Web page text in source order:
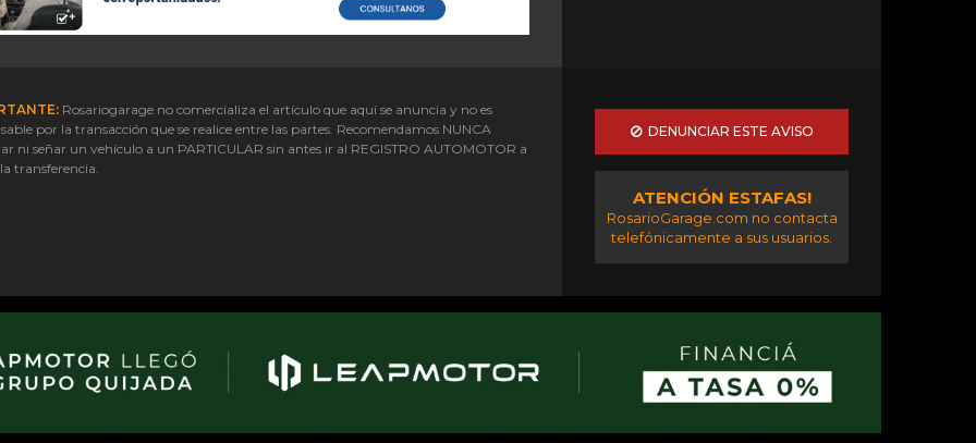
Rosariogarage no comercializa el artículo que aquí se anuncia y no es
por la transacción que se realice entre las partes. Recomendamos NUNCA
ni señar un vehículo a un PARTICULAR sin antes ir al REGISTRO AUTOMOTOR a
transferencia.
DENUNCIAR ESTE AVISO
ATENCIÓN ESTAFAS!
RosarioGarage.com no contacta
telefónicamente a sus usuarios.